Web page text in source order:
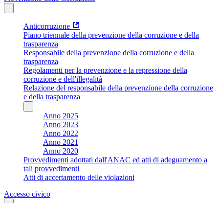
Anticorruzione
Piano triennale della prevenzione della corruzione e della
trasparenza
Responsabile della prevenzione della corruzione e della
trasparenza
Regolamenti per la prevenzione e la repressione della
corruzione e dell'illegalità
Relazione del responsabile della prevenzione della corruzione
e della trasparenza
Anno 2025
Anno 2023
Anno 2022
Anno 2021
Anno 2020
Provvedimenti adottati dall'ANAC ed atti di adeguamento a
tali provvedimenti
Atti di accertamento delle violazioni
Accesso civico